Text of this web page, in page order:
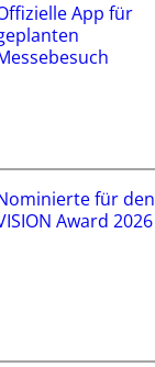
App für
für den
Award 2026